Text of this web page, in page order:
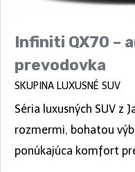
Infiniti QX70 –
prevodovka
SKUPINA LUXUSNÉ SUV
Séria luxusných SUV z
rozmermi, bohatou
ponúkajúca komfort